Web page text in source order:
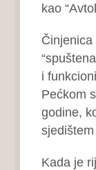
kao
i
Pećkom
godine,
Kada je